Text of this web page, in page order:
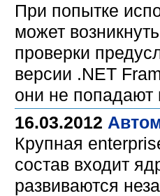
При попытке
может
проверки
версии .NET
они не попадают
16.03.2012
Крупная
состав входит
развиваются